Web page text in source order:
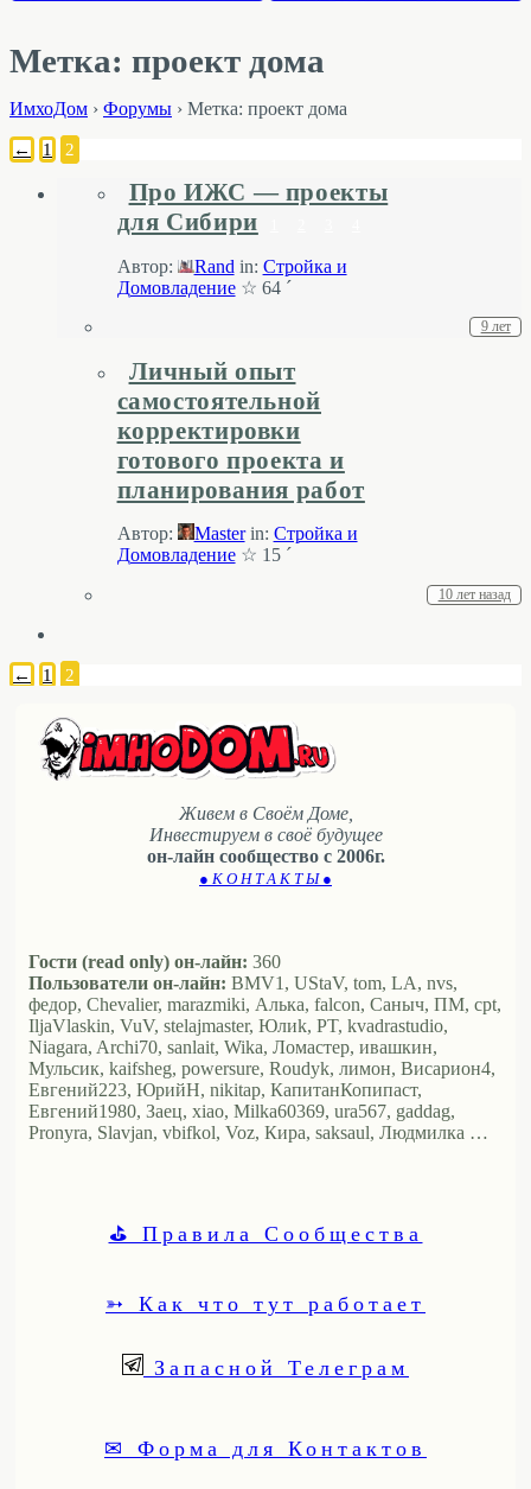
Метка: проект дома
ИмхоДом › Форумы › Метка: проект дома
← 1 2
Про ИЖС — проекты
для Сибири
Автор: Rand in: Стройка и
Домовладение☆ 64 ´
9 лет
Личный опыт
самостоятельной
корректировки
готового проекта и
планирования работ
Автор: Master in: Стройка и
Домовладение☆ 15 ´
10 лет назад
← 1 2
Живем в Своём Доме,
Инвестируем в своё будущее
он-лайн сообщество с 2006г.
● К О Н Т А К Т Ы ●
Гости (read only) он-лайн: 360
Пользователи он-лайн: BMV1, UStaV, tom, LA, nvs,
федор, Chevalier, marazmiki, Алька, falcon, Саныч, ПМ, cpt,
IljaVlaskin, VuV, stelajmaster, Юлиk, PT, kvadrastudio,
Niagara, Archi70, sanlait, Wika, Ломастер, ивашкин,
Мульсик, kaifsheg, powersure, Roudyk, лимон, Висариoн4,
Евгений223, ЮрийН, nikitap, КапитанКопипаст,
Евгений1980, Заец, xiao, Milka60369, ura567, gaddag,
Pronyra, Slavjan, vbifkol, Voz, Кира, saksaul, Людмилка …
⛳ Правила Сообщества
➳ Как что тут работает
Запасной Телеграм
✉ Форма для Контактов